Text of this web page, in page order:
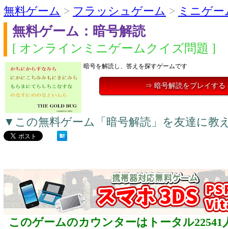
無料ゲーム > フラッシュゲーム > ミニゲー
無料ゲーム：暗号解読
[ オンラインミニゲームクイズ問題 ]
暗号を解読し、答えを探すゲームです
⇒ 暗号解読をプレイする
▼この無料ゲーム「暗号解読」を友達に教
このゲームのカウンターはトータル22541